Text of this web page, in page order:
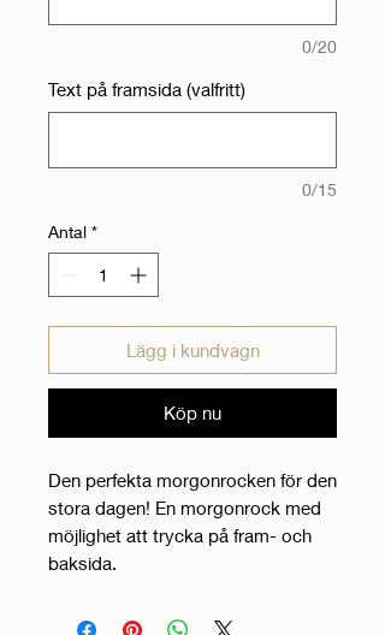
0/20
Text på framsida (valfritt)
0/15
Antal *
Lägg i kundvagn
Köp nu
Den perfekta morgonrocken för den
stora dagen! En morgonrock med
möjlighet att trycka på fram- och
baksida.